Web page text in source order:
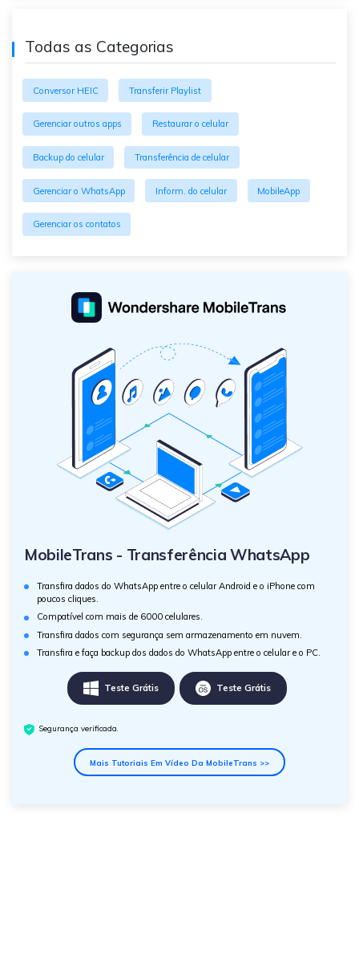
Todas as Categorias
Conversor HEIC Transferir Playlist
Gerenciar outros apps Restaurar o celular
Backup do celular Transferência de celular
Gerenciar o WhatsApp Inform. do celular MobileApp
Gerenciar os contatos
MobileTrans - Transferência WhatsApp
Transfira dados do WhatsApp entre o celular Android e o iPhone com
poucos cliques.
Compatível com mais de 6000 celulares.
Transfira dados com segurança sem armazenamento em nuvem.
Transfira e faça backup dos dados do WhatsApp entre o celular e o PC.
Teste Grátis Teste Grátis
Segurança verificada.
Mais Tutoriais Em Vídeo Da MobileTrans >>